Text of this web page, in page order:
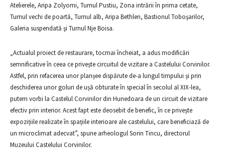
Atelierele, Aripa Zolyomi, Turnul Pustiu, Zona intrării în prima cetate,
Turnul vechi de poartă, Turnul alb, Aripa Bethlen, Bastionul Toboşarilor,
Galeria suspendată şi Turnul Nje Boisa.
„Actualul proiect de restaurare, tocmai încheiat, a adus modificări
semnificative în ceea ce privește circuitul de vizitare a Castelului Corvinilor.
Astfel, prin refacerea unor planșee dispărute de-a lungul timpului și prin
deschiderea unor goluri de ușă obturate în special în secolul al XIX-lea,
putem vorbi la Castelul Corvinilor din Hunedoara de un circuit de vizitare
efectiv prin interior. Acest fapt este deosebit de benefic, în ce privește
expozițiile realizate în spațiile interioare ale castelului, care beneficiază de
un microclimat adecvat”, spune arheologul Sorin Tincu, directorul
Muzeului Castelului Corvinilor.